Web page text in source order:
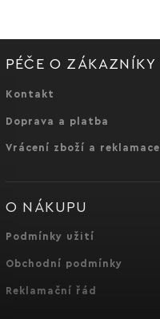
PÉČE O ZÁKAZNÍKY
Kontakt
Doprava a platba
Vrácení zboží a reklamace
O NÁKUPU
Podmínky užití
Obchodní podmínky
Reklamační řád